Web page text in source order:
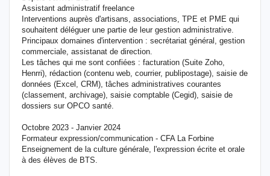
Assistant administratif freelance
Interventions auprès d'artisans, associations, TPE et PME qui
souhaitent déléguer une partie de leur gestion administrative.
Principaux domaines d'intervention : secrétariat général, gestion
commerciale, assistanat de direction.
Les tâches qui me sont confiées : facturation (Suite Zoho,
Henrri), rédaction (contenu web, courrier, publipostage), saisie de
données (Excel, CRM), tâches administratives courantes
(classement, archivage), saisie comptable (Cegid), saisie de
dossiers sur OPCO santé.
Octobre 2023 - Janvier 2024
Formateur expression/communication - CFA La Forbine
Enseignement de la culture générale, l'expression écrite et orale
à des élèves de BTS.